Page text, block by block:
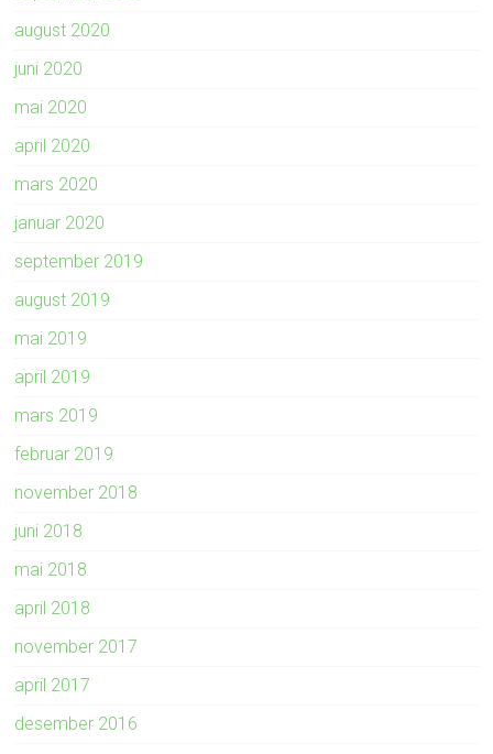
august 2020
juni 2020
mai 2020
april 2020
mars 2020
januar 2020
september 2019
august 2019
mai 2019
april 2019
mars 2019
februar 2019
november 2018
juni 2018
mai 2018
april 2018
november 2017
april 2017
desember 2016